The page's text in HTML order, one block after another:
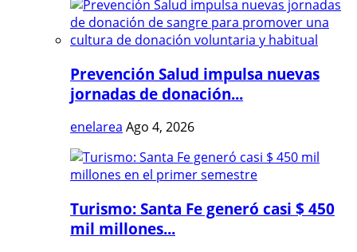
Prevención Salud impulsa nuevas
jornadas de donación...
enelarea Ago 4, 2026
Turismo: Santa Fe generó casi $ 450
mil millones...